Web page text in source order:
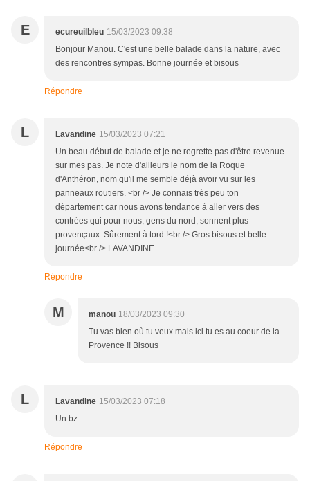
E ecureuilbleu 15/03/2023 09:38
Bonjour Manou. C'est une belle balade dans la nature, avec
des rencontres sympas. Bonne journée et bisous
Répondre
L Lavandine 15/03/2023 07:21
Un beau début de balade et je ne regrette pas d'être revenue
sur mes pas. Je note d'ailleurs le nom de la Roque
d'Anthéron, nom qu'il me semble déjà avoir vu sur les
panneaux routiers. <br /> Je connais très peu ton
département car nous avons tendance à aller vers des
contrées qui pour nous, gens du nord, sonnent plus
provençaux. Sûrement à tord !<br /> Gros bisous et belle
journée<br /> LAVANDINE
Répondre
M manou 18/03/2023 09:30
Tu vas bien où tu veux mais ici tu es au coeur de la
Provence !! Bisous
L Lavandine 15/03/2023 07:18
Un bz
Répondre